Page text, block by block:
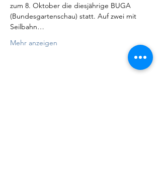
zum 8. Oktober die diesjährige BUGA
(Bundesgartenschau) statt. Auf zwei mit
Seilbahn…
Mehr anzeigen